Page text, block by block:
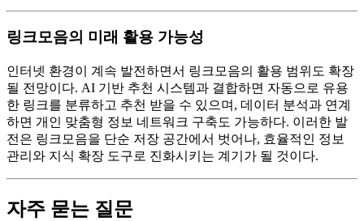
링크모음의 미래 활용 가능성
인터넷 환경이 계속 발전하면서 링크모음의 활용 범위도 확장
될 전망이다. AI 기반 추천 시스템과 결합하면 자동으로 유용
한 링크를 분류하고 추천 받을 수 있으며, 데이터 분석과 연계
하면 개인 맞춤형 정보 네트워크 구축도 가능하다. 이러한 발
전은 링크모음을 단순 저장 공간에서 벗어나, 효율적인 정보
관리와 지식 확장 도구로 진화시키는 계기가 될 것이다.
자주 묻는 질문